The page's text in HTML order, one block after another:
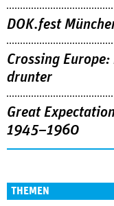
DOK.fest
Crossing
drunter
Great
1945–1960
THEMEN